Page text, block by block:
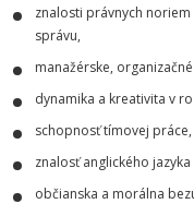
znalosti právnych
správu,
manažérske,
dynamika a kreativita v
schopnosť tímovej práce,
znalosť anglického jazyka
občianska a morálna